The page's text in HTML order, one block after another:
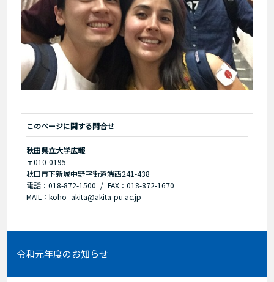
このページに関する問合せ
秋田県立大学広報
〒010-0195
秋田市下新城中野字街道端西241-438
電話：018-872-1500
FAX：018-872-1670
MAIL：koho_akita@akita-pu.ac.jp
令和元年度のお知らせ